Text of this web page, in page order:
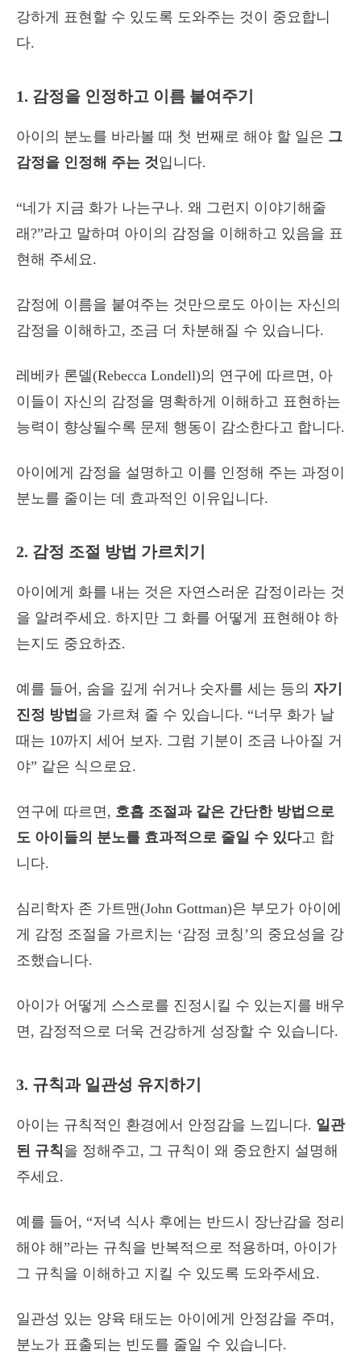
강하게 표현할 수 있도록 도와주는 것이 중요합니
다.
1. 감정을 인정하고 이름 붙여주기
아이의 분노를 바라볼 때 첫 번째로 해야 할 일은 그
감정을 인정해 주는 것입니다.
“네가 지금 화가 나는구나. 왜 그런지 이야기해줄
래?”라고 말하며 아이의 감정을 이해하고 있음을 표
현해 주세요.
감정에 이름을 붙여주는 것만으로도 아이는 자신의
감정을 이해하고, 조금 더 차분해질 수 있습니다.
레베카 론델(Rebecca Londell)의 연구에 따르면, 아
이들이 자신의 감정을 명확하게 이해하고 표현하는
능력이 향상될수록 문제 행동이 감소한다고 합니다.
아이에게 감정을 설명하고 이를 인정해 주는 과정이
분노를 줄이는 데 효과적인 이유입니다.
2. 감정 조절 방법 가르치기
아이에게 화를 내는 것은 자연스러운 감정이라는 것
을 알려주세요. 하지만 그 화를 어떻게 표현해야 하
는지도 중요하죠.
예를 들어, 숨을 깊게 쉬거나 숫자를 세는 등의 자기
진정 방법 을 가르쳐 줄 수 있습니다. “너무 화가 날
때는 10까지 세어 보자. 그럼 기분이 조금 나아질 거
야” 같은 식으로요.
연구에 따르면, 호흡 조절과 같은 간단한 방법으로
도 아이들의 분노를 효과적으로 줄일 수 있다고 합
니다.
심리학자 존 가트맨(John Gottman)은 부모가 아이에
게 감정 조절을 가르치는 ‘감정 코칭’의 중요성을 강
조했습니다.
아이가 어떻게 스스로를 진정시킬 수 있는지를 배우
면, 감정적으로 더욱 건강하게 성장할 수 있습니다.
3. 규칙과 일관성 유지하기
아이는 규칙적인 환경에서 안정감을 느낍니다. 일관
된 규칙 을 정해주고, 그 규칙이 왜 중요한지 설명해
주세요.
예를 들어, “저녁 식사 후에는 반드시 장난감을 정리
해야 해”라는 규칙을 반복적으로 적용하며, 아이가
그 규칙을 이해하고 지킬 수 있도록 도와주세요.
일관성 있는 양육 태도는 아이에게 안정감을 주며,
분노가 표출되는 빈도를 줄일 수 있습니다.